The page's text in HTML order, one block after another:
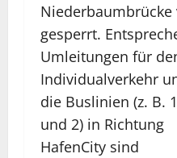
Niederbaumbrücke
gesperrt.
Umleitungen für
Individualverkehr
die Buslinien (z. B.
und 2) in Richtung
HafenCity sind